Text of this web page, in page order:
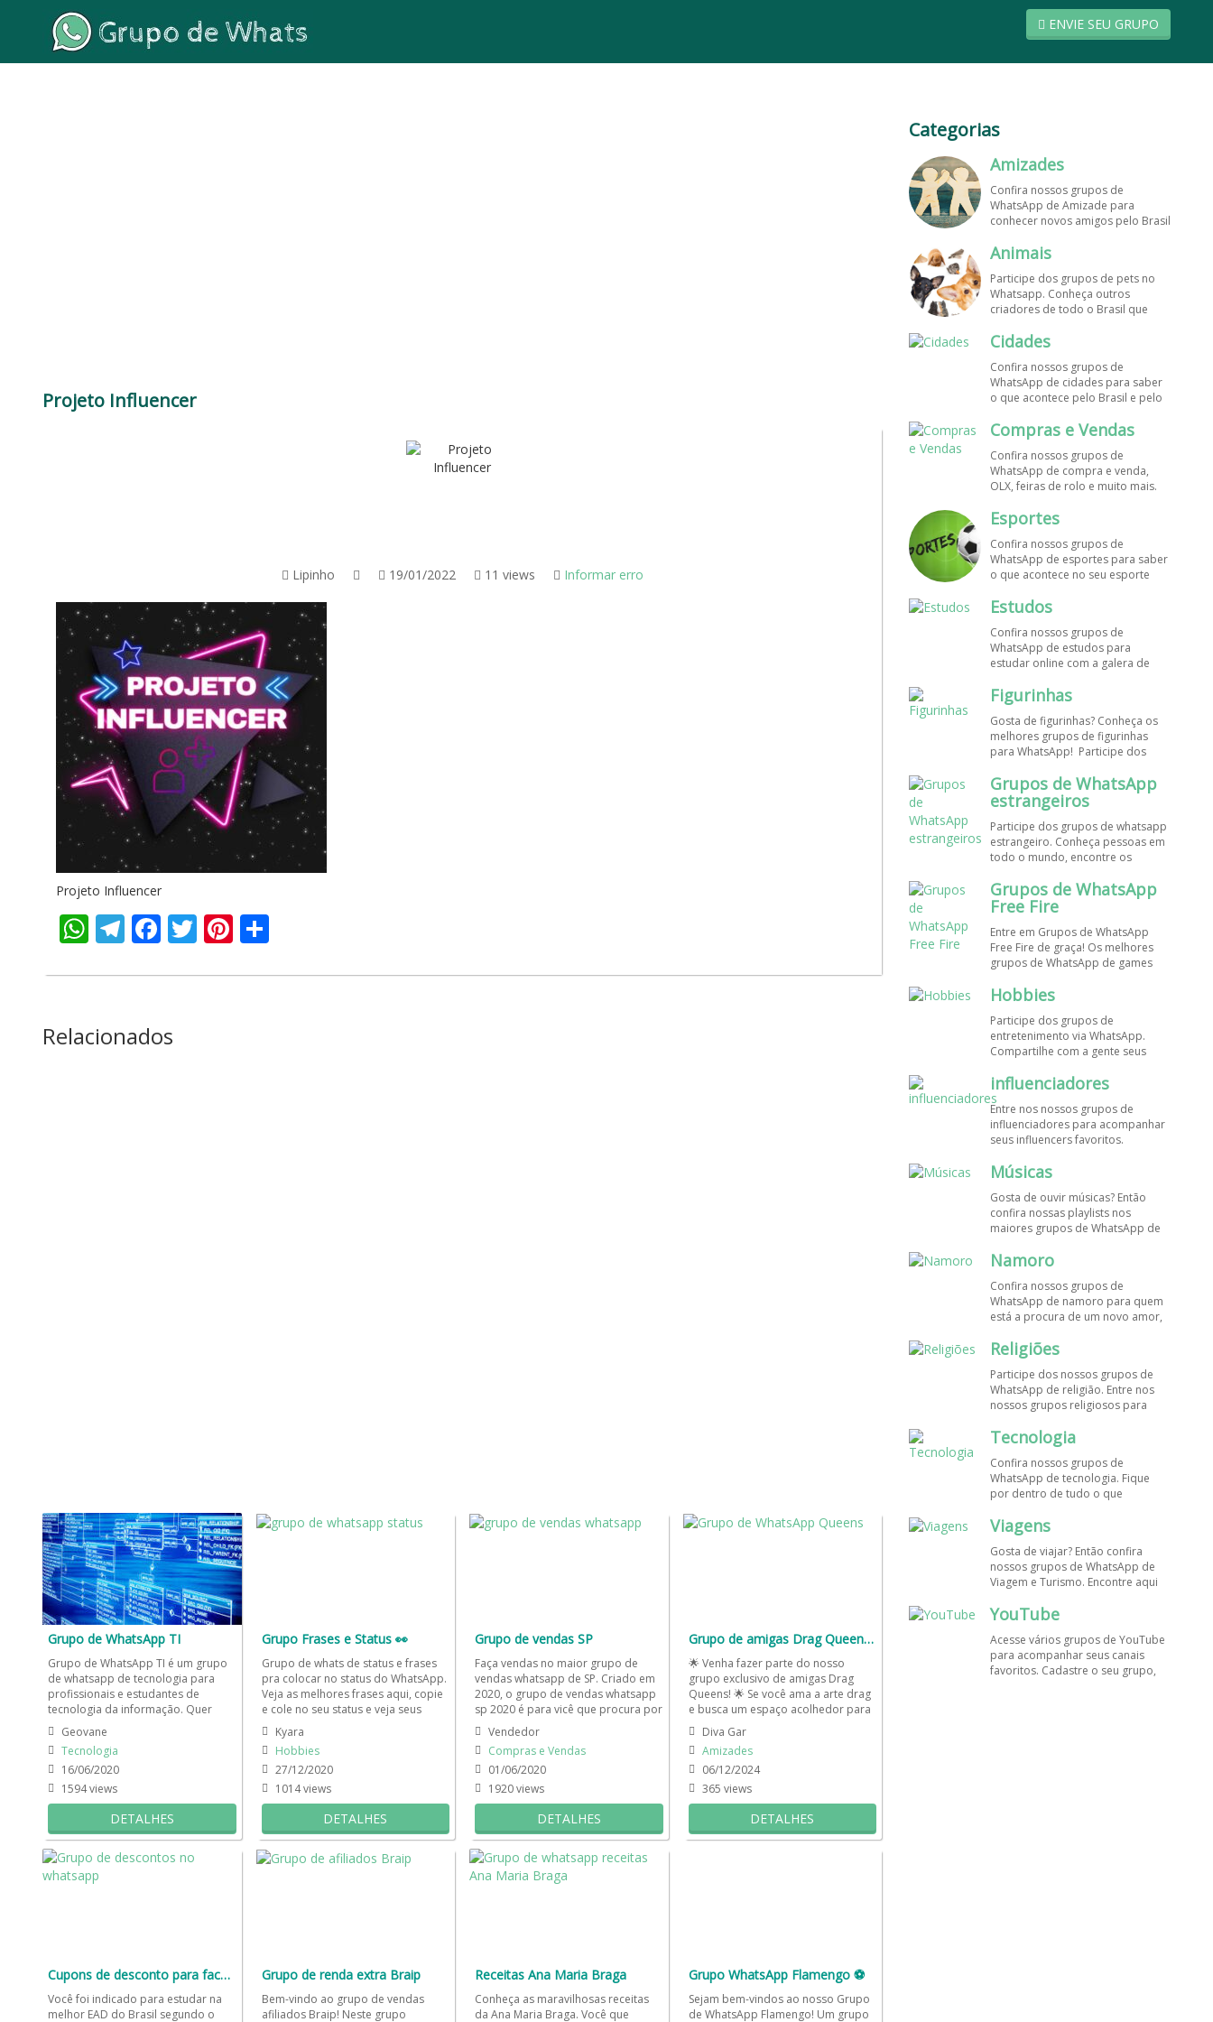
ENVIE SEU GRUPO
Projeto Influencer
Lipinho 19/01/2022 11 views Informar erro
Projeto Influencer
WhatsApp
Telegram
Facebook
TwitterPinterest
Relacionados
Grupo de WhatsApp TI
Grupo de WhatsApp TI é um grupo
de whatsapp de tecnologia para
profissionais e estudantes de
tecnologia da informação. Quer
saber como cuidar bem do seu...
Geovane
Tecnologia
16/06/2020
1594 views
DETALHES
Grupo Frases e Status 👀
Grupo de whats de status e frases
pra colocar no status do WhatsApp.
Veja as melhores frases aqui, copie
e cole no seu status e veja seus
status com milhares de...
Kyara
Hobbies
27/12/2020
1014 views
DETALHES
Grupo de vendas SP
Faça vendas no maior grupo de
vendas whatsapp de SP. Criado em
2020, o grupo de vendas whatsapp
sp 2020 é para vicê que procura por
um grupo olx whatsapp,...
Vendedor
Compras e Vendas
01/06/2020
1920 views
DETALHES
Grupo de amigas Drag Queen👑💄
🌟 Venha fazer parte do nosso
grupo exclusivo de amigas Drag
Queens! 🌟 Se você ama a arte drag
e busca um espaço acolhedor para
compartilhar...
Diva Gar
Amizades
06/12/2024
365 views
DETALHES
Cupons de desconto para faculdade
Você foi indicado para estudar na
melhor EAD do Brasil segundo o
Grupo de renda extra Braip
Bem-vindo ao grupo de vendas
afiliados Braip! Neste grupo
Receitas Ana Maria Braga
Conheça as maravilhosas receitas
da Ana Maria Braga. Você que
Grupo WhatsApp Flamengo ⚽
Sejam bem-vindos ao nosso Grupo
de WhatsApp Flamengo! Um grupo
Categorias
Amizades
Confira nossos grupos de
WhatsApp de Amizade para
conhecer novos amigos pelo Brasil
melhores grupos de WhatsApp é
Animais
Participe dos grupos de pets no
Whatsapp. Conheça outros
criadores de todo o Brasil que
trocar dicas sobre como cuidar
grupos de WhatsApp de graça!
Cidades
Confira nossos grupos de
WhatsApp de cidades para saber
o que acontece pelo Brasil e pelo
grupos de WhatsApp é de graça!
Compras e Vendas
Confira nossos grupos de
WhatsApp de compra e venda,
OLX, feiras de rolo e muito mais.
de WhatsApp é de grátis! Entre
agora!
Esportes
Confira nossos grupos de
WhatsApp de esportes para saber
o que acontece no seu esporte
melhores grupos de WhatsApp é
Estudos
Confira nossos grupos de
WhatsApp de estudos para
estudar online com a galera de
melhores grupos de WhatsApp é
de graça!
Figurinhas
Gosta de figurinhas? Conheça os
melhores grupos de figurinhas
para WhatsApp! Participe dos
figurinhas e stickers grátis.
Encontre aqui os melhores grupos
de WhatsApp e bombe seu perfil!
Grupos de WhatsApp
estrangeiros
Participe dos grupos de whatsapp
estrangeiro. Conheça pessoas em
todo o mundo, encontre os
Encontre esses e mais grupos de
WhatsApp de graça!
Grupos de WhatsApp
Free Fire
Entre em Grupos de WhatsApp
Free Fire de graça! Os melhores
grupos de WhatsApp de games
grupos de whats e faça novos
Hobbies
Participe dos grupos de
entretenimento via WhatsApp.
Compartilhe com a gente seus
os melhores grupos de WhatsApp,
é grátis e divertido!
influenciadores
Entre nos nossos grupos de
influenciadores para acompanhar
seus influencers favoritos.
em todo o Brasil e o mundo!
seus seguidores!
Músicas
Gosta de ouvir músicas? Então
confira nossas playlists nos
maiores grupos de WhatsApp de
melhores grupos de WhatsApp é
Namoro
Confira nossos grupos de
WhatsApp de namoro para quem
está a procura de um novo amor,
mais grupos de WhatsApp é de
graça!
Religiões
Participe dos nossos grupos de
WhatsApp de religião. Entre nos
nossos grupos religiosos para
só fé! Entre agora!
Tecnologia
Confira nossos grupos de
WhatsApp de tecnologia. Fique
por dentro de tudo o que
Aqui tem os grupos de WhatsApp
é de graça!
Viagens
Gosta de viajar? Então confira
nossos grupos de WhatsApp de
Viagem e Turismo. Encontre aqui
é de graça! Compartilhe com os
YouTube
Acesse vários grupos de YouTube
para acompanhar seus canais
favoritos. Cadastre o seu grupo,